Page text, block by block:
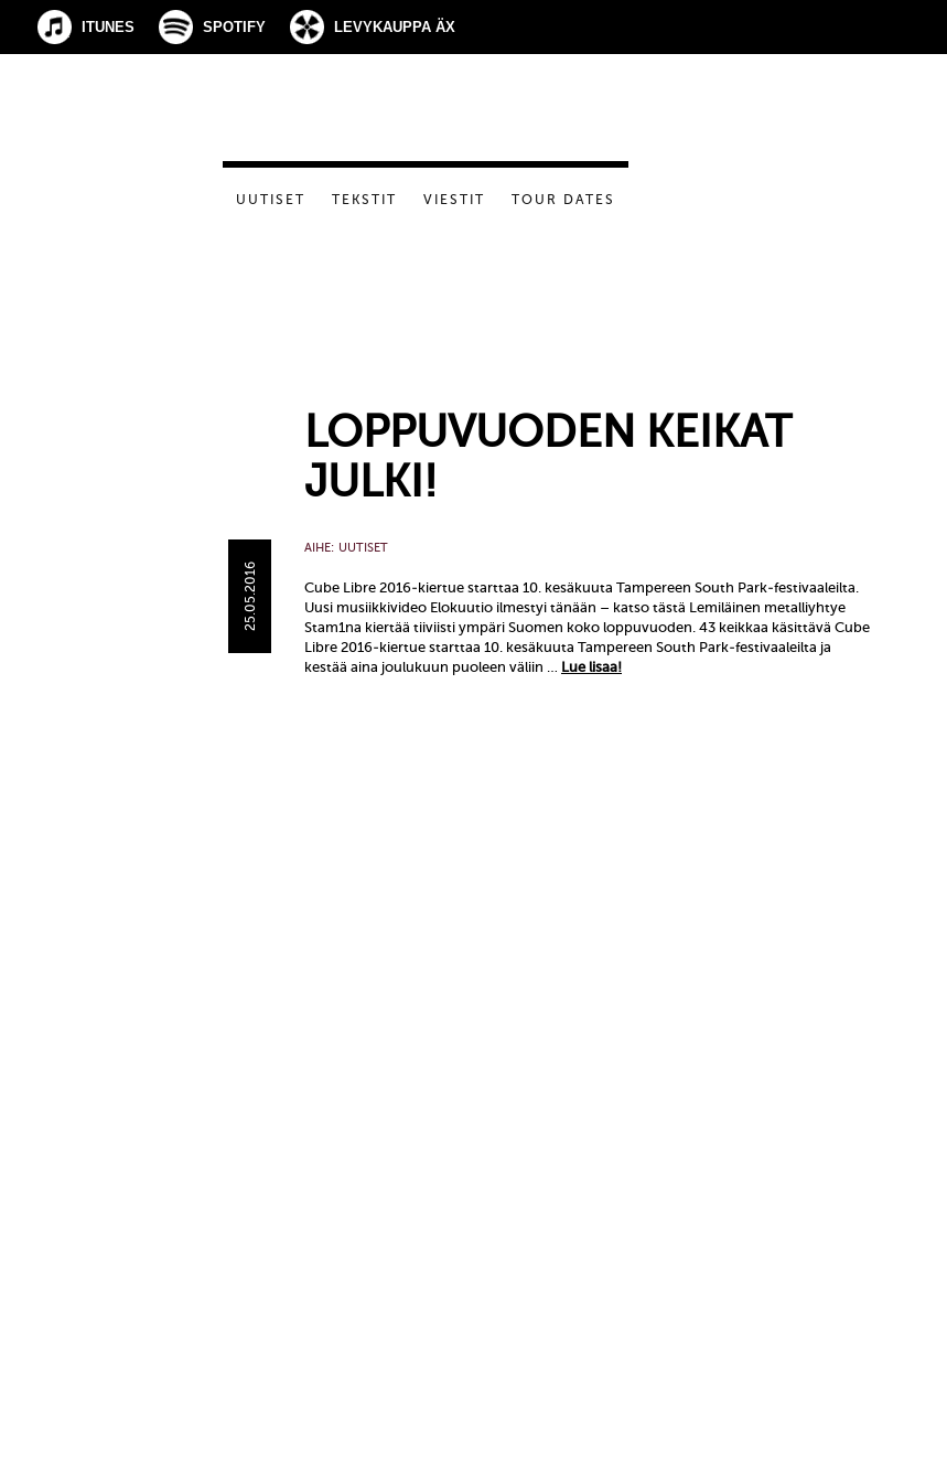
ITUNES SPOTIFY LEVYKAUPPA ÄX
UUTISET TEKSTIT VIESTIT TOUR DATES
LOPPUVUODEN KEIKAT
JULKI!
25.05.2016
AIHE: UUTISET
Cube Libre 2016-kiertue starttaa 10. kesäkuuta Tampereen South Park-festivaaleilta.
Uusi musiikkivideo Elokuutio ilmestyi tänään – katso tästä Lemiläinen metalliyhtye
Stam1na kiertää tiiviisti ympäri Suomen koko loppuvuoden. 43 keikkaa käsittävä Cube
Libre 2016-kiertue starttaa 10. kesäkuuta Tampereen South Park-festivaaleilta ja
kestää aina joulukuun puoleen väliin … Lue lisaa!